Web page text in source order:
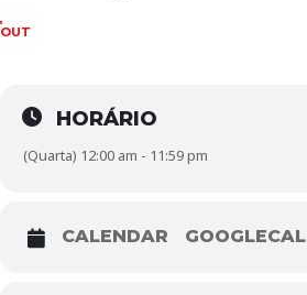
11
OUT
HORÁRIO
(Quarta) 12:00 am - 11:59 pm
CALENDAR GOOGLECAL